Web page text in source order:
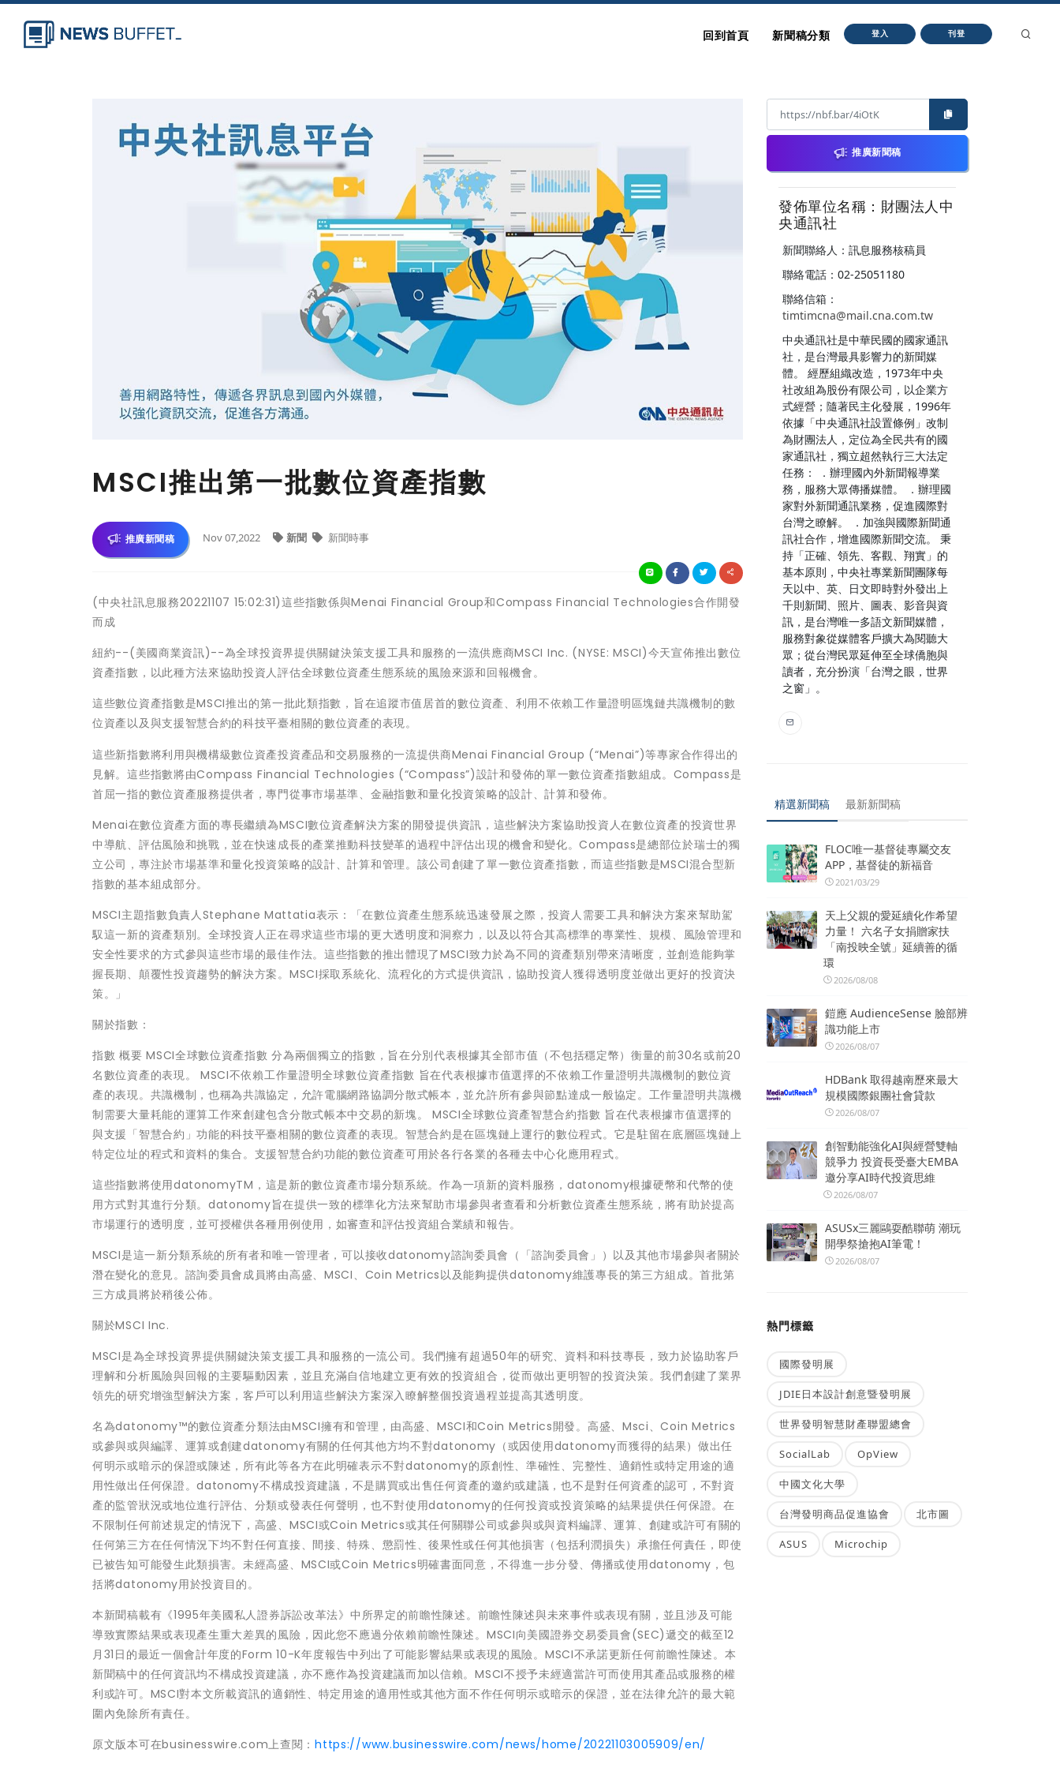
回到首頁 新聞稿分類 登入 刊登
MSCI推出第一批數位資產指數
推廣新聞稿 Nov 07,2022 新聞 新聞時事
(中央社訊息服務20221107 15:02:31)這些指數係與Menai Financial Group和Compass Financial Technologies合作開發
而成
紐約--(美國商業資訊)--為全球投資界提供關鍵決策支援工具和服務的一流供應商MSCI Inc. (NYSE: MSCI)今天宣佈推出數位
資產指數，以此種方法來協助投資人評估全球數位資產生態系統的風險來源和回報機會。
這些數位資產指數是MSCI推出的第一批此類指數，旨在追蹤市值居首的數位資產、利用不依賴工作量證明區塊鏈共識機制的數
位資產以及與支援智慧合約的科技平臺相關的數位資產的表現。
這些新指數將利用與機構級數位資產投資產品和交易服務的一流提供商Menai Financial Group (“Menai”)等專家合作得出的
見解。這些指數將由Compass Financial Technologies (“Compass”)設計和發佈的單一數位資產指數組成。Compass是
首屈一指的數位資產服務提供者，專門從事市場基準、金融指數和量化投資策略的設計、計算和發佈。
Menai在數位資產方面的專長繼續為MSCI數位資產解決方案的開發提供資訊，這些解決方案協助投資人在數位資產的投資世界
中導航、評估風險和挑戰，並在快速成長的產業推動科技變革的過程中評估出現的機會和變化。Compass是總部位於瑞士的獨
立公司，專注於市場基準和量化投資策略的設計、計算和管理。該公司創建了單一數位資產指數，而這些指數是MSCI混合型新
指數的基本組成部分。
MSCI主題指數負責人Stephane Mattatia表示：「在數位資產生態系統迅速發展之際，投資人需要工具和解決方案來幫助駕
馭這一新的資產類別。全球投資人正在尋求這些市場的更大透明度和洞察力，以及以符合其高標準的專業性、規模、風險管理和
安全性要求的方式參與這些市場的最佳作法。這些指數的推出體現了MSCI致力於為不同的資產類別帶來清晰度，並創造能夠掌
握長期、顛覆性投資趨勢的解決方案。MSCI採取系統化、流程化的方式提供資訊，協助投資人獲得透明度並做出更好的投資決
策。」
關於指數：
指數 概要 MSCI全球數位資產指數 分為兩個獨立的指數，旨在分別代表根據其全部市值（不包括穩定幣）衡量的前30名或前20
名數位資產的表現。 MSCI不依賴工作量證明全球數位資產指數 旨在代表根據市值選擇的不依賴工作量證明共識機制的數位資
產的表現。共識機制，也稱為共識協定，允許電腦網路協調分散式帳本，並允許所有參與節點達成一般協定。工作量證明共識機
制需要大量耗能的運算工作來創建包含分散式帳本中交易的新塊。 MSCI全球數位資產智慧合約指數 旨在代表根據市值選擇的
與支援「智慧合約」功能的科技平臺相關的數位資產的表現。智慧合約是在區塊鏈上運行的數位程式。它是駐留在底層區塊鏈上
特定位址的程式和資料的集合。支援智慧合約功能的數位資產可用於各行各業的各種去中心化應用程式。
這些指數將使用datonomyTM，這是新的數位資產市場分類系統。作為一項新的資料服務，datonomy根據硬幣和代幣的使
用方式對其進行分類。datonomy旨在提供一致的標準化方法來幫助市場參與者查看和分析數位資產生態系統，將有助於提高
市場運行的透明度，並可授權供各種用例使用，如審查和評估投資組合業績和報告。
MSCI是這一新分類系統的所有者和唯一管理者，可以接收datonomy諮詢委員會（「諮詢委員會」）以及其他市場參與者關於
潛在變化的意見。諮詢委員會成員將由高盛、MSCI、Coin Metrics以及能夠提供datonomy維護專長的第三方組成。首批第
三方成員將於稍後公佈。
關於MSCI Inc.
MSCI是為全球投資界提供關鍵決策支援工具和服務的一流公司。我們擁有超過50年的研究、資料和科技專長，致力於協助客戶
理解和分析風險與回報的主要驅動因素，並且充滿自信地建立更有效的投資組合，從而做出更明智的投資決策。我們創建了業界
領先的研究增強型解決方案，客戶可以利用這些解決方案深入瞭解整個投資過程並提高其透明度。
名為datonomy™的數位資產分類法由MSCI擁有和管理，由高盛、MSCI和Coin Metrics開發。高盛、Msci、Coin Metrics
或參與或與編譯、運算或創建datonomy有關的任何其他方均不對datonomy（或因使用datonomy而獲得的結果）做出任
何明示或暗示的保證或陳述，所有此等各方在此明確表示不對datonomy的原創性、準確性、完整性、適銷性或特定用途的適
用性做出任何保證。datonomy不構成投資建議，不是購買或出售任何資產的邀約或建議，也不是對任何資產的認可，不對資
產的監管狀況或地位進行評估、分類或發表任何聲明，也不對使用datonomy的任何投資或投資策略的結果提供任何保證。在
不限制任何前述規定的情況下，高盛、MSCI或Coin Metrics或其任何關聯公司或參與或與資料編譯、運算、創建或許可有關的
任何第三方在任何情況下均不對任何直接、間接、特殊、懲罰性、後果性或任何其他損害（包括利潤損失）承擔任何責任，即使
已被告知可能發生此類損害。未經高盛、MSCI或Coin Metrics明確書面同意，不得進一步分發、傳播或使用datonomy，包
括將datonomy用於投資目的。
本新聞稿載有《1995年美國私人證券訴訟改革法》中所界定的前瞻性陳述。前瞻性陳述與未來事件或表現有關，並且涉及可能
導致實際結果或表現產生重大差異的風險，因此您不應過分依賴前瞻性陳述。MSCI向美國證券交易委員會(SEC)遞交的截至12
月31日的最近一個會計年度的Form 10-K年度報告中列出了可能影響結果或表現的風險。MSCI不承諾更新任何前瞻性陳述。本
新聞稿中的任何資訊均不構成投資建議，亦不應作為投資建議而加以信賴。MSCI不授予未經適當許可而使用其產品或服務的權
利或許可。MSCI對本文所載資訊的適銷性、特定用途的適用性或其他方面不作任何明示或暗示的保證，並在法律允許的最大範
圍內免除所有責任。
原文版本可在businesswire.com上查閱：https://www.businesswire.com/news/home/20221103005909/en/
推廣新聞稿
發佈單位名稱：財團法人中
央通訊社
新聞聯絡人：訊息服務核稿員
聯絡電話：02-25051180
聯絡信箱：
timtimcna@mail.cna.com.tw
中央通訊社是中華民國的國家通訊
社，是台灣最具影響力的新聞媒
體。 經歷組織改造，1973年中央
社改組為股份有限公司，以企業方
式經營；隨著民主化發展，1996年
依據「中央通訊社設置條例」改制
為財團法人，定位為全民共有的國
家通訊社，獨立超然執行三大法定
任務： ．辦理國內外新聞報導業
務，服務大眾傳播媒體。 ．辦理國
家對外新聞通訊業務，促進國際對
台灣之瞭解。 ．加強與國際新聞通
訊社合作，增進國際新聞交流。 秉
持「正確、領先、客觀、翔實」的
基本原則，中央社專業新聞團隊每
天以中、英、日文即時對外發出上
千則新聞、照片、圖表、影音與資
訊，是台灣唯一多語文新聞媒體，
服務對象從媒體客戶擴大為閱聽大
眾；從台灣民眾延伸至全球僑胞與
讀者，充分扮演「台灣之眼，世界
之窗」。
精選新聞稿 最新新聞稿
FLOC唯一基督徒專屬交友
APP，基督徒的新福音
2021/03/29
天上父親的愛延續化作希望
力量！ 六名子女捐贈家扶
「南投映全號」延續善的循
環
2026/08/08
鎧應 AudienceSense 臉部辨
識功能上市
2026/08/07
HDBank 取得越南歷來最大
規模國際銀團社會貸款
2026/08/07
創智動能強化AI與經營雙軸
競爭力 投資長受臺大EMBA
邀分享AI時代投資思維
2026/08/07
ASUSx三麗鷗耍酷聯萌 潮玩
開學祭搶抱AI筆電！
2026/08/07
熱門標籤
國際發明展
JDIE日本設計創意暨發明展
世界發明智慧財產聯盟總會
SocialLab OpView
中國文化大學
台灣發明商品促進協會 北市圖
ASUS Microchip